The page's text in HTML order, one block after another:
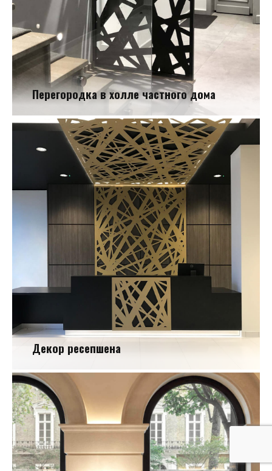
Перегородка в холле частного дома
Перегородка в холле частного дома
Декор ресепшена
Декор ресепшена